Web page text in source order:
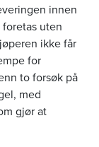
innen
uten
ikke får
for
to forsøk på
med
gjør at